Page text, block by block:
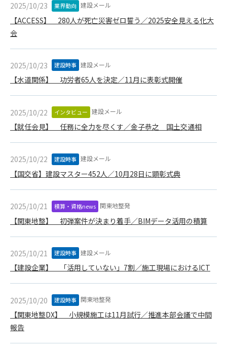
2025/10/23 業界動向 建設メール
【ACCESS】 280人が死亡災害ゼロ誓う／2025安全見える化大
会
2025/10/23 建設時事 建設メール
【水道関係】 功労者65人を決定／11月に表彰式開催
2025/10/22 インタビュー 建設メール
【就任会見】 任務に全力を尽くす／金子恭之 国土交通相
2025/10/22 建設時事 建設メール
【国交省】建設マスター452人／10月28日に顕彰式典
2025/10/21 積算・資格news 関東地整発
【関東地整】 初弾案件が決まり着手／BIMデータ活用の積算
2025/10/21 建設時事 建設メール
【建設企業】 「活用していない」7割／施工現場におけるICT
2025/10/20 建設時事 関東地整発
【関東地整DX】 小規模施工は11月試行／推進本部会議で中間
報告
第6条（会員の禁止事項）
1. 会員は建設資料館WEB上で以下の行為をしないものとしま
(1) 第三者または管理者の著作権、その他知的所有権を侵害す
る行為
(2) 第三者または管理者の財産、プライバシー等を侵害する行
為
(3) 第三者または管理者を誹謗中傷する行為
(4) 有害なコンピュータプログラム等を送信又は書き込む行為
(5) 第三者に不利益を与える行為
(6) 管理者が承認していない営利を目的とした行為
(7) 公序良俗に反する行為
(8) 犯罪的行為に結びつく行為
(9) その他、法律に反する行為
(10) 建設資料館から知り得た情報及びダウンロードした情報
を、営利を目的として第三者に転売し、または転売のため
に第三者に提供すること
第7条（登録内容の削除）
管理者は、会員が登録した内容が以下に該当する、またはその
恐れのあるものは、会員の承諾なく削除できるものとします。
(1) 登録されている情報が、第6条の定める禁止事項に該当する
と管理者が、判断した場合
(2) 建設資料館の運営および保守管理上、必要と判断した場合
(3) 広告掲載料金の支払が遅延した場合
(4) その他、管理者が不適当と判断した場合
第8条（サービスの変更・中止等）